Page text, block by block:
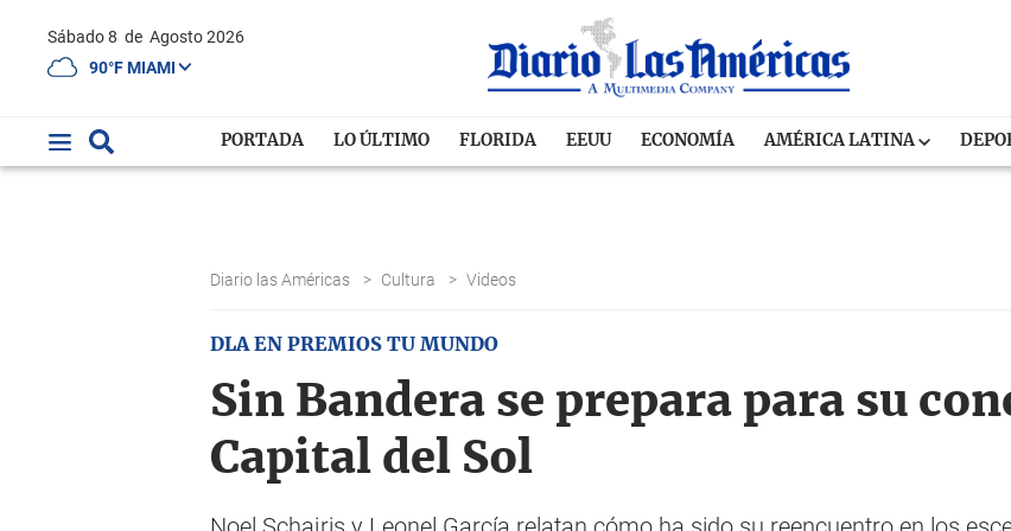
Sábado 8 de Agosto 2026
90°F MIAMI
PORTADA LO ÚLTIMO FLORIDA EEUU ECONOMÍA AMÉRICA LATINA
Diario las Américas > Cultura > Videos
DLA EN PREMIOS TU MUNDO
Sin Bandera se prepara para su
Capital del Sol